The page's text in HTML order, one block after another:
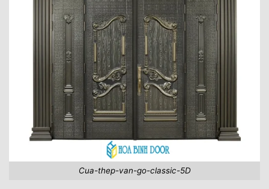
Cua-thep-van-go-classic-5D